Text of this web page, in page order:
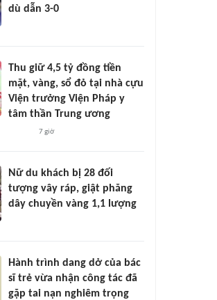
dù dẫn 3-0
Thu giữ 4,5 tỷ đồng tiền
mặt, vàng, sổ đỏ tại nhà cựu
Viện trưởng Viện Pháp y
tâm thần Trung ương
7 giờ
Nữ du khách bị 28 đối
tượng vây ráp, giật phăng
dây chuyền vàng 1,1 lượng
Hành trình dang dở của bác
sĩ trẻ vừa nhận công tác đã
gặp tai nạn nghiêm trọng